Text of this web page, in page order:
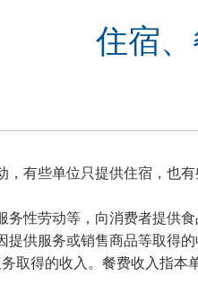
住宿
，有些单位只提供住宿，也
性劳动等，向消费者提供食
提供服务或销售商品等取得
取得的收入。餐费收入指